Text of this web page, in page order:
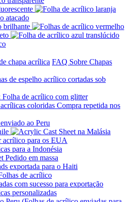
chapa acrílica FAQ Sobre Chapas